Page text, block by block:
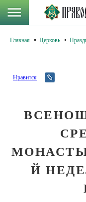
Главная Церковь
Нравится
Й